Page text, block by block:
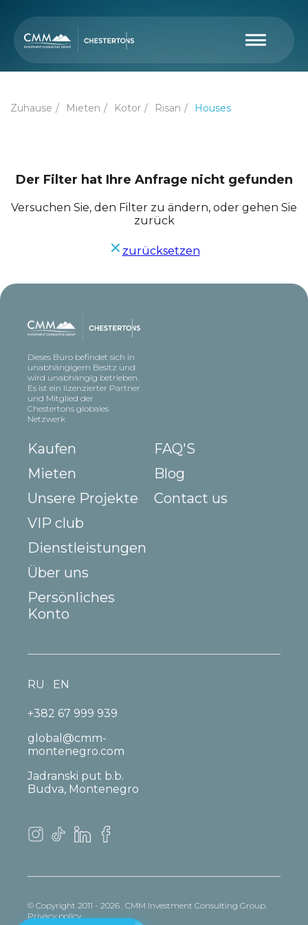
Zuhause Mieten Kotor Risan Houses
Der Filter hat Ihre Anfrage nicht gefunden
Versuchen Sie, den Filter zu ändern, oder gehen Sie
zurück
zurücksetzen
Dieses Büro befindet sich in
unabhängigem Besitz und
wird unabhängig betrieben.
Es ist ein lizenzierter Partner
und Mitglied der
Chestertons globales
Netzwerk
Kaufen
Mieten
Unsere Projekte
VIP club
Dienstleistungen
Über uns
FAQ'S
Blog
Contact us
Persönliches
Konto
+382 67 999 939
global@cmm-
montenegro.com
Jadranski put b.b.
Budva, Montenegro
RU EN
© Copyright 2011 - 2026 . CMM Investment Consulting Group.
Privacy policy